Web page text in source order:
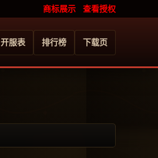
商标展示 查看授权
开服表 排行榜 下载页